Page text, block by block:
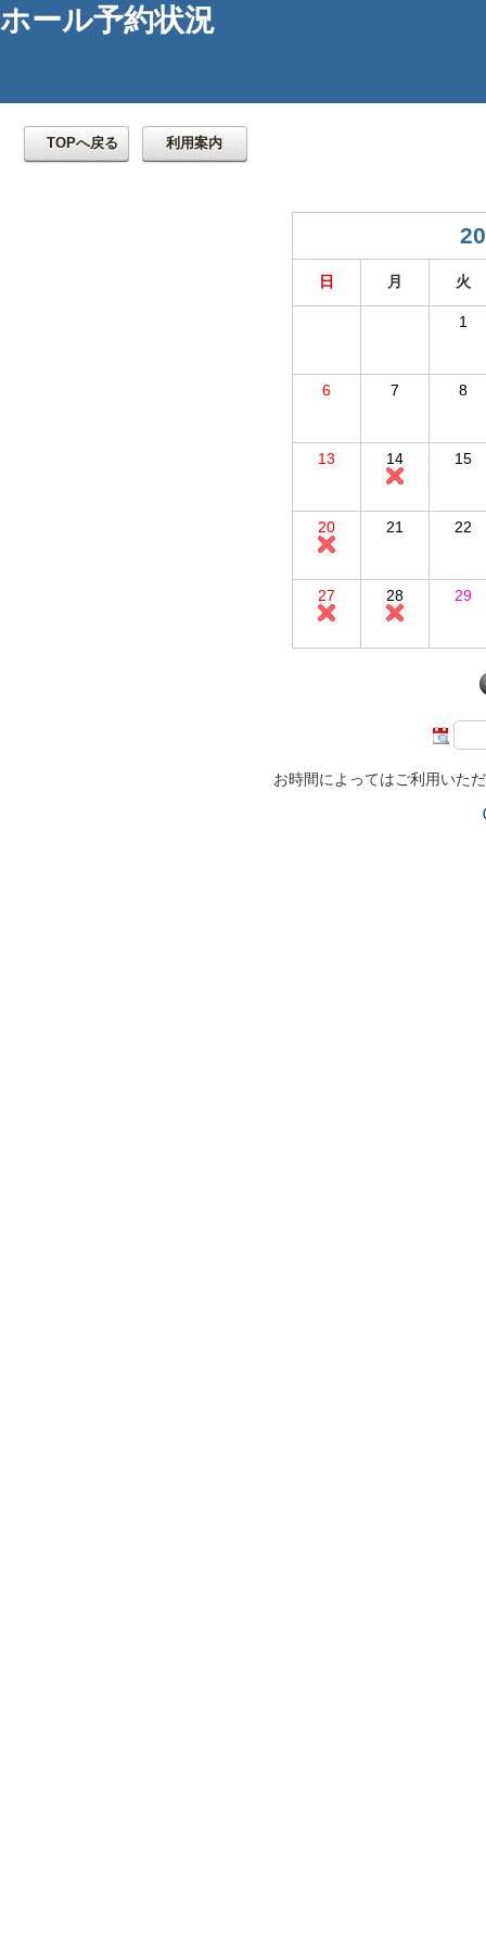
ホール予約状況
TOPへ戻る 利用案内
日 月 火
1
6 7 8
13 14 15
20 21 22
27 28 29
お時間によってはご利用いた